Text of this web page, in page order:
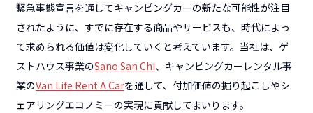
緊急事態宣言を通してキャンピングカーの新たな可能性が注目
されたように、すでに存在する商品やサービスも、時代によっ
て求められる価値は変化していくと考えています。当社は、ゲ
ストハウス事業のSano San Chi、キャンピングカーレンタル事
業のVan Life Rent A Carを通して、付加価値の掘り起こしやシ
ェアリングエコノミーの実現に貢献してまいります。